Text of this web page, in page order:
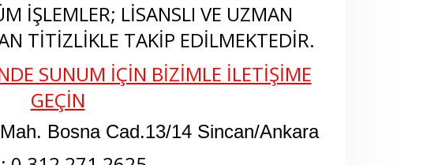
İŞLEMLER; LİSANSLI VE UZMAN
TİTİZLİKLE TAKİP EDİLMEKTEDİR.
SUNUM İÇİN BİZİMLE İLETİŞİME
GEÇİN
Bosna Cad.13/14 Sincan/Ankara